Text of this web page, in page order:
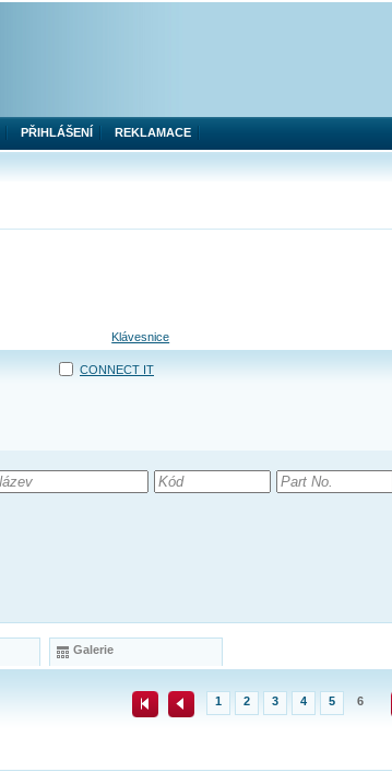
Klávesnice
CONNECT IT
Galerie
1 2 3 4 5 6
PŘIHLÁŠENÍ REKLAMACE